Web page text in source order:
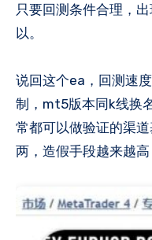
只要回测条件合理，
以。
说回这个ea，回测速
制，mt5版本同k线换
常都可以做验证的渠
两，造假手段越来越高